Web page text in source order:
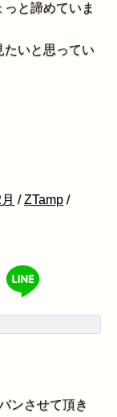
と諦めていま
いと思ってい
/ZTamp /
ンさせて頂き